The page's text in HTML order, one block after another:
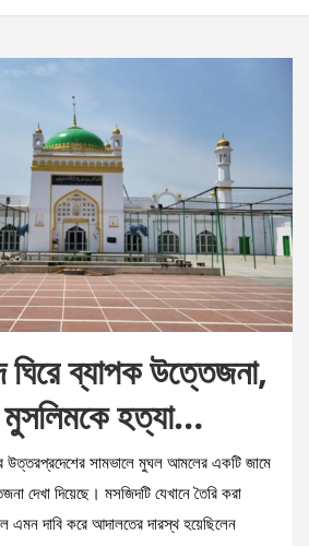
ব্যাপক উত্তেজনা,
হত্যা…
উত্তরপ্রদেশের সামভালে মুঘল আমলের একটি জামে
দেখা দিয়েছে। মসজিদটি যেখানে তৈরি করা
এমন দাবি করে আদালতের দারস্থ হয়েছিলেন